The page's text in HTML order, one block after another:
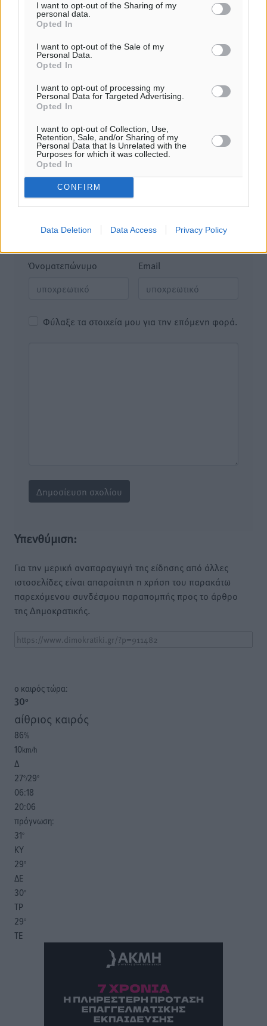
I want to opt-out of the Sharing of my
personal data.
Opted In
I want to opt-out of the Sale of my
Personal Data.
Opted In
I want to opt-out of processing my
Personal Data for Targeted Advertising.
Opted In
I want to opt-out of Collection, Use,
Retention, Sale, and/or Sharing of my
Personal Data that Is Unrelated with the
Purposes for which it was collected.
Opted In
CONFIRM
Data Deletion Data Access Privacy Policy
Σχολιασμός Άρθρου
Τα σχόλια εκφράζουν αποκλειστικά τον εκάστοτε
σχολιαστή. Η Δημοκρατική δεν υιοθετεί αυτές τις
σχόλια θεωρούμε προσβλητικά ή περιέχουν ύβρεις, χωρίς
καμμία προειδοποίηση. Χρήστες που δεν τηρούν τους
όρους χρήσης αποκλείονται.
Προσθέστε ένα σχόλιο
Το E-mail δεν θα δημοσιευτεί.
Πρέπει να συμπληρωθούν όλα τα πεδία για την
υποβολή του σχολίου.
Όνοματεπώνυμο Email
Φύλαξε τα στοιχεία μου για την επόμενη φορά.
Υπενθύμιση:
Για την μερική αναπαραγωγή της είδησης από άλλες
ιστοσελίδες είναι απαραίτητη η χρήση του παρακάτω
παρεχόμενου συνδέσμου παραπομπής προς το άρθρο
της Δημοκρατικής.
o καιρός τώρα:
30°
αίθριος καιρός
86%
10km/h
Δ
27°/29°
06:18
20:06
πρόγνωση:
31°
ΚΥ
29°
ΔΕ
30°
ΤΡ
29°
ΤΕ